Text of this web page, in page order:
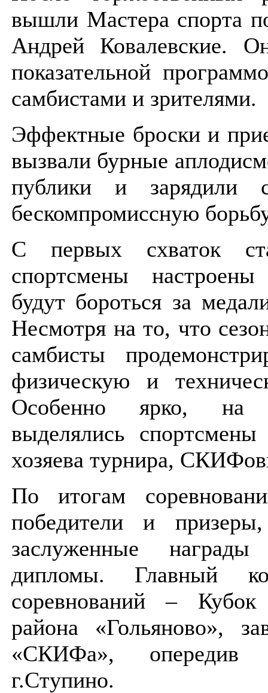
вышли Мастера спорта
Андрей Ковалевские.
показательной
самбистами и зрителями.
Эффектные броски и
вызвали бурные
публики и зарядили
бескомпромиссную
С первых схваток
спортсмены
будут бороться за
Несмотря на то, что
самбисты
физическую и
Особенно ярко,
выделялись
хозяева турнира,
По итогам
победители и
заслуженные
дипломы. Главный
соревнований –
района «Гольяново»,
«СКИФа», опередив
г.Ступино.